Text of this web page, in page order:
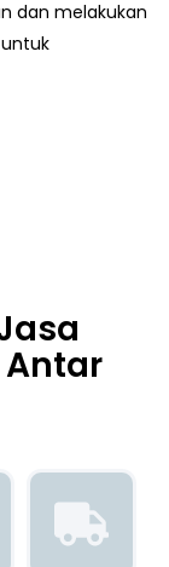
dan melakukan